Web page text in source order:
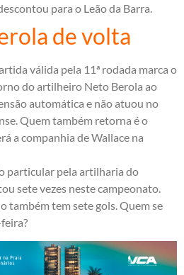
para o Leão da Barra.
de volta
válida pela 11ª rodada marca o
do artilheiro Neto Berola ao
automática e não atuou no
Quem também retorna é o
a companhia de Wallace na
particular pela artilharia do
sete vezes neste campeonato.
também tem sete gols. Quem se